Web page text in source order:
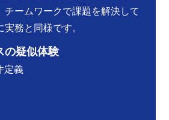
チームワークで課題を解決して
務と同様です。
の疑似体験
定義